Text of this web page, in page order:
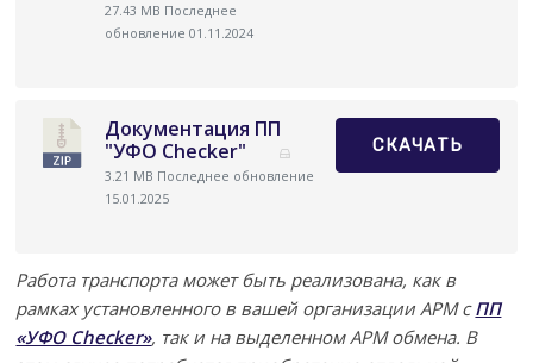
27.43 MB Последнее
обновление 01.11.2024
Документация ПП
"УФО Checker"
3.21 MB Последнее обновление
15.01.2025
СКАЧАТЬ
Работа транспорта может быть реализована, как в
рамках установленного в вашей организации АРМ сПП
«УФО Checker», так и на выделенном АРМ обмена. В